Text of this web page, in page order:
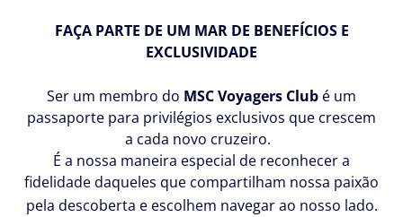
FAÇA PARTE DE UM MAR DE BENEFÍCIOS E
EXCLUSIVIDADE
Ser um membro do MSC Voyagers Club é um
passaporte para privilégios exclusivos que crescem
a cada novo cruzeiro.
É a nossa maneira especial de reconhecer a
fidelidade daqueles que compartilham nossa paixão
pela descoberta e escolhem navegar ao nosso lado.